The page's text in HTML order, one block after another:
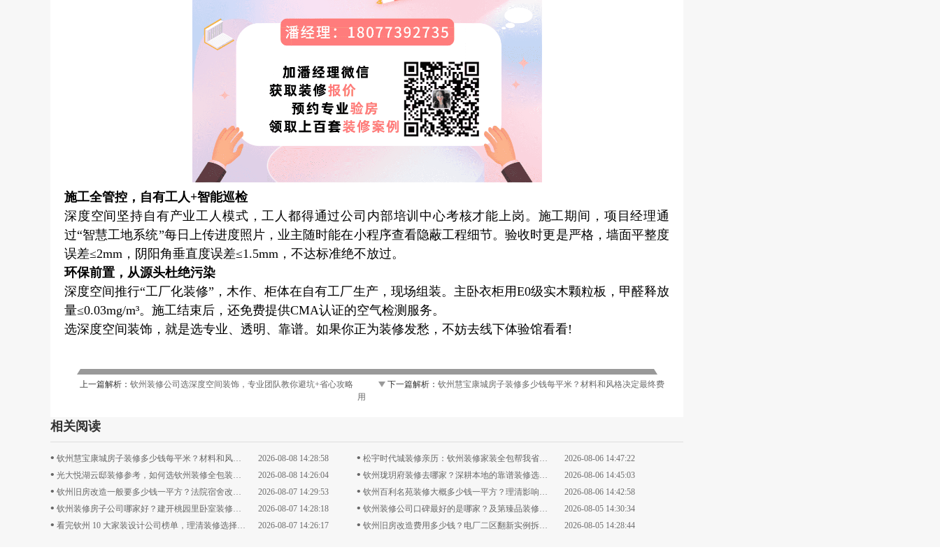
施工全管控，自有工人+智能巡检
深度空间坚持自有产业工人模式，工人都得通过公司内部培训中心考核才能上岗。施工期间，项目经理通
过“智慧工地系统”每日上传进度照片，业主随时能在小程序查看隐蔽工程细节。验收时更是严格，墙面平整度
误差≤2mm，阴阳角垂直度误差≤1.5mm，不达标准绝不放过。
环保前置，从源头杜绝污染
深度空间推行“工厂化装修”，木作、柜体在自有工厂生产，现场组装。主卧衣柜用E0级实木颗粒板，甲醛释放
量≤0.03mg/m³。施工结束后，还免费提供CMA认证的空气检测服务。
选深度空间装饰，就是选专业、透明、靠谱。如果你正为装修发愁，不妨去线下体验馆看看!
上一篇解析： 钦州装修公司选深度空间装饰，专业团队教你避坑+省心攻略 下一篇解析： 钦州慧宝康城房子装修多少钱每平米？材料和风格决定最终费
用
相关阅读
• 钦州慧宝康城房子装修多少钱每平米？材料和风格决定最终费用 2026-08-08 14:28:58
• 光大悦湖云邸装修参考，如何选钦州装修全包装修公司 2026-08-08 14:26:04
• 钦州旧房改造一般要多少钱一平方？法院宿舍改造真实参考 2026-08-07 14:29:53
• 钦州装修房子公司哪家好？建开桃园里卧室装修挑选指南 2026-08-07 14:28:18
• 看完钦州 10 大家装设计公司榜单，理清装修选择思路 2026-08-07 14:26:17
• 松宇时代城装修亲历：钦州装修家装全包帮我省下不少烦心事 2026-08-06 14:47:22
• 钦州珑玥府装修去哪家？深耕本地的靠谱装修选择分享 2026-08-06 14:45:03
• 钦州百利名苑装修大概多少钱一平方？理清影响花费的几个关键点 2026-08-06 14:42:58
• 钦州装修公司口碑最好的是哪家？及第臻品装修经验总结 2026-08-05 14:30:34
• 钦州旧房改造费用多少钱？电厂二区翻新实例拆解计价逻辑 2026-08-05 14:28:44